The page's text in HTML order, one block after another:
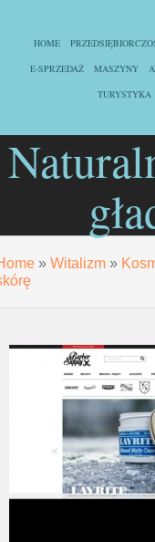
HOME
E-SPRZEDAŻ
MASZYNY
TURYSTYKA
» Witalizm »